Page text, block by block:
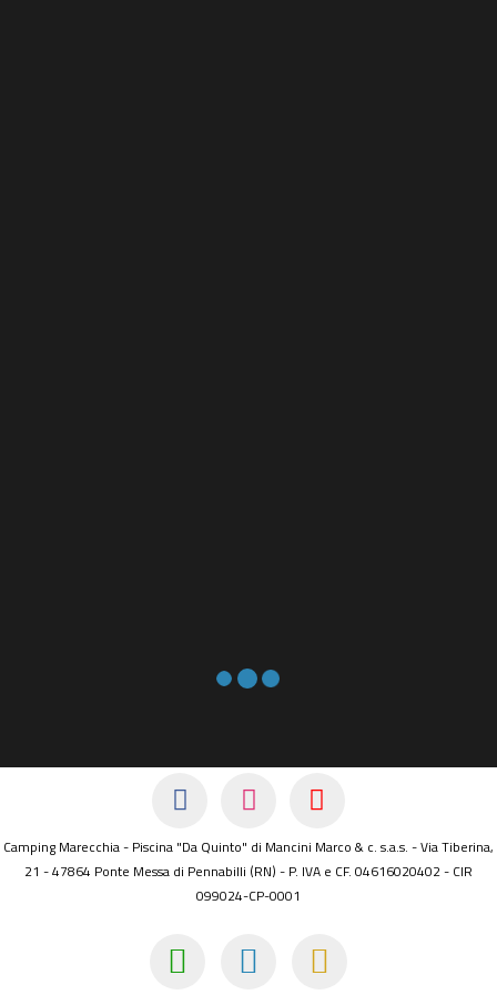
Camping Marecchia - Piscina "Da Quinto" di Mancini Marco & c. s.a.s. - Via Tiberina,
21 - 47864 Ponte Messa di Pennabilli (RN) - P. IVA e CF. 04616020402 - CIR
099024-CP-0001